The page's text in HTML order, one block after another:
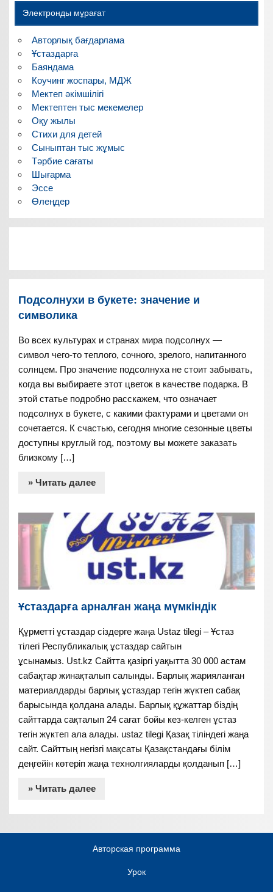
Электронды мұрағат
Авторлық бағдарлама
Ұстаздарға
Баяндама
Коучинг жоспары, МДЖ
Мектеп әкімшілігі
Мектептен тыс мекемелер
Оқу жылы
Стихи для детей
Сыныптан тыс жұмыс
Тәрбие сағаты
Шығарма
Эссе
Өлеңдер
Подсолнухи в букете: значение и
символика
Во всех культурах и странах мира подсолнух —
символ чего-то теплого, сочного, зрелого, напитанного
солнцем. Про значение подсолнуха не стоит забывать,
когда вы выбираете этот цветок в качестве подарка. В
этой статье подробно расскажем, что означает
подсолнух в букете, с какими фактурами и цветами он
сочетается. К счастью, сегодня многие сезонные цветы
доступны круглый год, поэтому вы можете заказать
близкому […]
» Читать далее
Ұстаздарға арналған жаңа мүмкіндік
Құрметті ұстаздар сіздерге жаңа Ustaz tilegi – Ұстаз
тілегі Республикалық ұстаздар сайтын
ұсынамыз. Ust.kz Сайтта қазіргі уақытта 30 000 астам
сабақтар жинақталып салынды. Барлық жарияланған
материалдарды барлық ұстаздар тегін жүктеп сабақ
барысында қолдана алады. Барлық құжаттар біздің
сайттарда сақталып 24 сағат бойы кез-келген ұстаз
тегін жүктеп ала алады. ustaz tilegi Қазақ тіліндегі жаңа
сайт. Сайттың негізгі мақсаты Қазақстандағы білім
деңгейін көтеріп жаңа технолгияларды қолданып […]
» Читать далее
Авторская программа
Урок